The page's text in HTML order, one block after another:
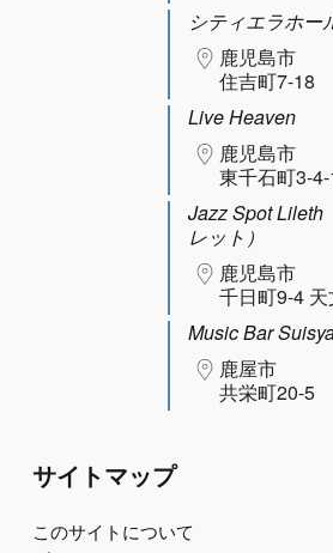
シティエラホー
鹿児島市
住吉町7-18
Live Heaven
鹿児島市
東千石町3-
Jazz Spot Lileth
レット）
鹿児島市
千日町9-4
Music Bar
鹿屋市
共栄町20-5
サイトマップ
このサイトについて